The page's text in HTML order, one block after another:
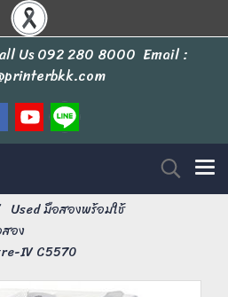
Us092 280 8000 Email :
Used มือสองพร้อมใช้
อง
IV C5570